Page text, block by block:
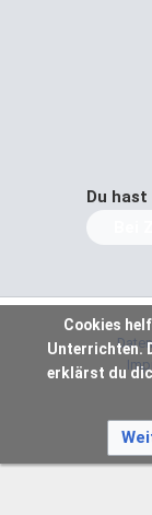
Du
Cookies
Unterrichten.
erklärst du